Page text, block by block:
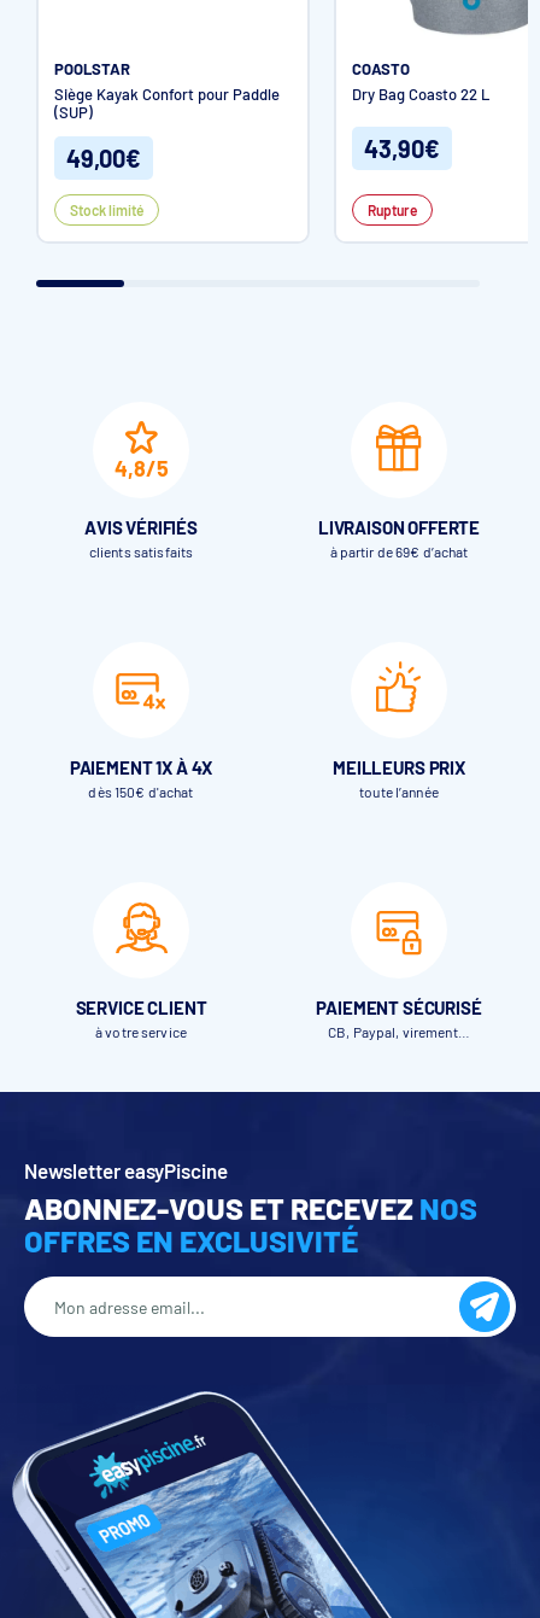
POOLSTAR
Siège Kayak Confort pour Paddle
(SUP)
49,00€
Stock limité
COASTO
Dry Bag Coasto 22 L
43,90€
Rupture
4,8/5
AVIS VÉRIFIÉS
clients satisfaits
LIVRAISON OFFERTE
à partir de 69€ d’achat
PAIEMENT 1X À 4X
dès 150€ d'achat
MEILLEURS PRIX
toute l’année
SERVICE CLIENT
à votre service
PAIEMENT SÉCURISÉ
CB, Paypal, virement…
Newsletter easyPiscine
ABONNEZ-VOUS ET RECEVEZ NOS
OFFRES EN EXCLUSIVITÉ